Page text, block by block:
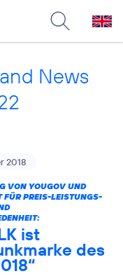
News
2018
VON YOUGOV UND
FÜR PREIS-LEISTUNGS-
ist
des